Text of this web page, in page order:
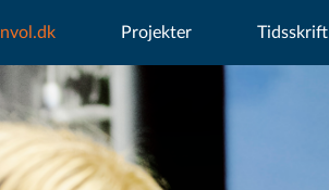
nvol.dk Projekter Tidsskrift